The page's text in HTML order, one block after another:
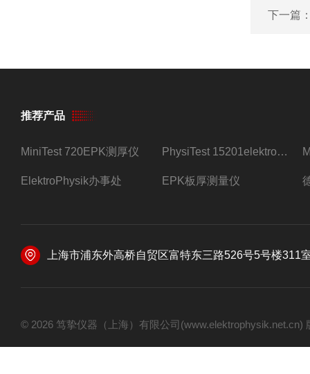
下一篇
推荐产品
MiniTest 720EPK测厚仪 PhysiTest 15201elektrophysik测厚仪
ElektroPhysik办事处 EPK板厚测量仪
上海市浦东外高桥自贸区富特东三路526号5号楼311
© 2026 笃挚仪器（上海）有限公司